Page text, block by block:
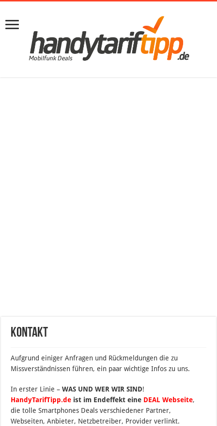
Kontakt
Aufgrund einiger Anfragen und Rückmeldungen die zu
Missverständnissen führen, ein paar wichtige Infos zu uns.
In erster Linie –WAS UND WER WIR SIND!
HandyTarifTipp.de ist im Endeffekt eine DEAL Webseite,
die tolle Smartphones Deals verschiedener Partner,
Webseiten, Anbieter, Netzbetreiber, Provider verlinkt.